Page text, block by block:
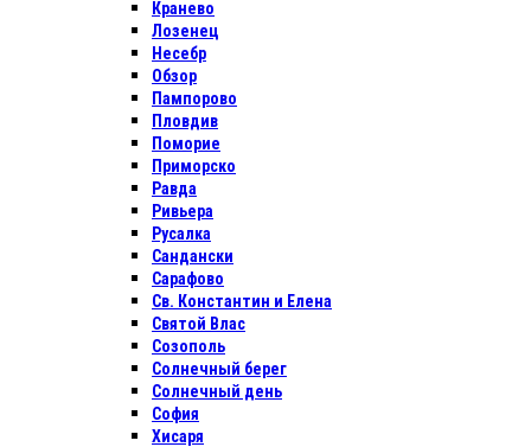
Кранево
Лозенец
Несебр
Обзор
Пампорово
Пловдив
Поморие
Приморско
Равда
Ривьера
Русалка
Сандански
Сарафово
Св. Константин и Елена
Святой Влас
Созополь
Солнечный берег
Солнечный день
София
Хисаря